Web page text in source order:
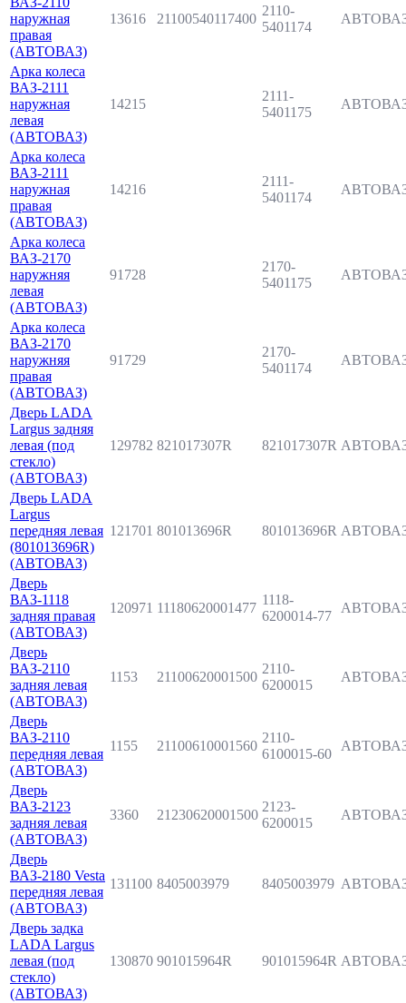
наружная
правая
(АВТОВАЗ)
13616 21100540117400
2110-
5401174
Арка колеса
ВАЗ-2111
наружная
левая
(АВТОВАЗ)
14215
2111-
5401175
Арка колеса
ВАЗ-2111
наружная
правая
(АВТОВАЗ)
14216
2111-
5401174
Арка колеса
ВАЗ-2170
наружняя
левая
(АВТОВАЗ)
91728
2170-
5401175
Арка колеса
ВАЗ-2170
наружняя
правая
(АВТОВАЗ)
91729
2170-
5401174
Дверь LADA
Largus задняя
левая (под
стекло)
(АВТОВАЗ)
129782 821017307R 821017307R
Дверь LADA
Largus
передняя левая
(801013696R)
(АВТОВАЗ)
121701 801013696R 801013696R
Дверь
ВАЗ-1118
задняя правая
(АВТОВАЗ)
120971 11180620001477
1118-
6200014-77
Дверь
ВАЗ-2110
задняя левая
(АВТОВАЗ)
1153 21100620001500
2110-
6200015
Дверь
ВАЗ-2110
передняя левая
(АВТОВАЗ)
1155 21100610001560
2110-
6100015-60
Дверь
ВАЗ-2123
задняя левая
(АВТОВАЗ)
3360 21230620001500
2123-
6200015
Дверь
ВАЗ-2180 Vesta
передняя левая
(АВТОВАЗ)
131100 8405003979 8405003979
Дверь задка
LADA Largus
левая (под
стекло)
(АВТОВАЗ)
130870 901015964R 901015964R